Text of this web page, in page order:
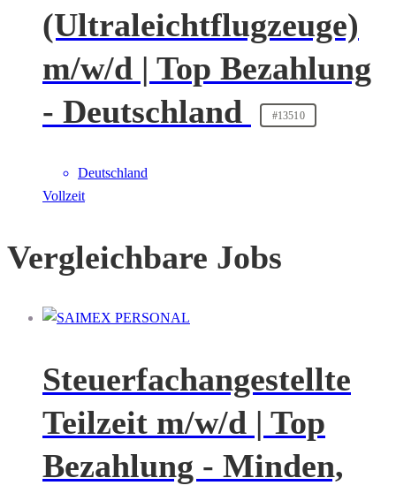
(Ultraleichtflugzeuge)
m/w/d | Top Bezahlung
- Deutschland
#13510
Deutschland
Vollzeit
Vergleichbare Jobs
Steuerfachangestellte
Teilzeit m/w/d | Top
Bezahlung - Minden,